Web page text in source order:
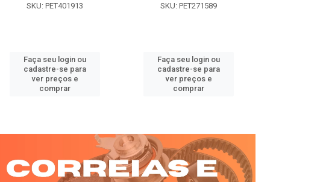
SKU: PET401913
Faça seu login ou
cadastre-se para
ver preços e
comprar
SKU: PET271589
Faça seu login ou
cadastre-se para
ver preços e
comprar